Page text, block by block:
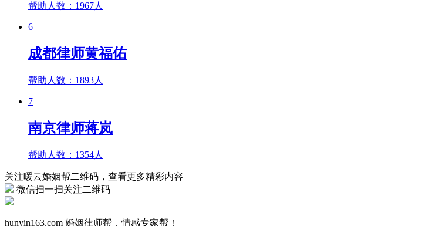
帮助人数： 1967人
6
成都律师黄福佑
帮助人数： 1893人
7
南京律师蒋岚
帮助人数： 1354人
关注暖云婚姻帮二维码，查看更多精彩内容
微信扫一扫关注二维码
hunyin163.com 婚姻律师帮，情感专家帮！